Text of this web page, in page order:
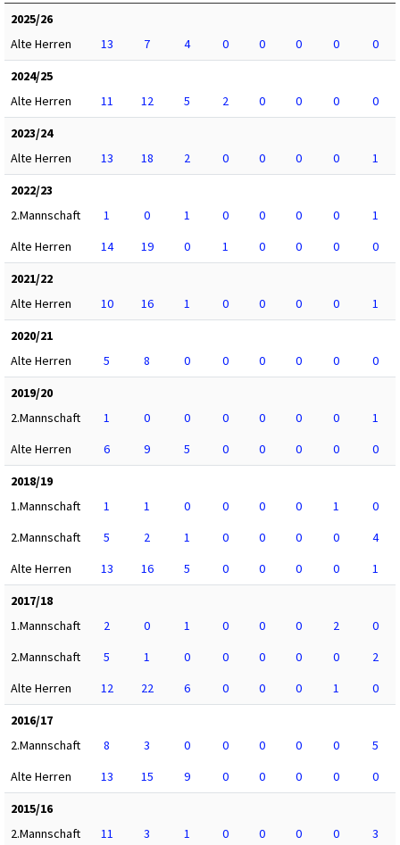
2025/26
Alte Herren
13 7 4 0 0 0 0
0
2024/25
Alte Herren
11 12 5 2 0 0 0
0
2023/24
Alte Herren
13 18 2 0 0 0 0
1
2022/23
2.Mannschaft
1 0 1 0 0 0 0
1
Alte Herren
14 19 0 1 0 0 0
0
2021/22
Alte Herren
10 16 1 0 0 0 0
1
2020/21
Alte Herren
5 8 0 0 0 0 0
0
2019/20
2.Mannschaft
1 0 0 0 0 0 0
1
Alte Herren
6 9 5 0 0 0 0
0
2018/19
1.Mannschaft
1 1 0 0 0 0 1
0
2.Mannschaft
5 2 1 0 0 0 0
4
Alte Herren
13 16 5 0 0 0 0
1
2017/18
1.Mannschaft
2 0 1 0 0 0 2
0
2.Mannschaft
5 1 0 0 0 0 0
2
Alte Herren
12 22 6 0 0 0 1
0
2016/17
2.Mannschaft
8 3 0 0 0 0 0
5
Alte Herren
13 15 9 0 0 0 0
0
2015/16
2.Mannschaft
11 3 1 0 0 0 0
3